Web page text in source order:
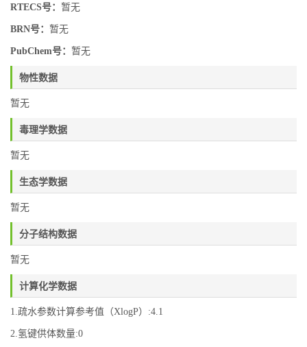
RTECS号： 暂无
BRN号： 暂无
PubChem号： 暂无
物性数据
暂无
毒理学数据
暂无
生态学数据
暂无
分子结构数据
暂无
计算化学数据
1.疏水参数计算参考值（XlogP）:4.1
2.氢键供体数量:0